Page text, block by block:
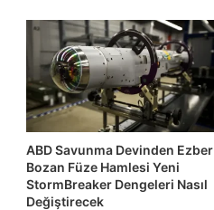
ABD Savunma Devinden Ezber
Bozan Füze Hamlesi Yeni
StormBreaker Dengeleri Nasıl
Değiştirecek